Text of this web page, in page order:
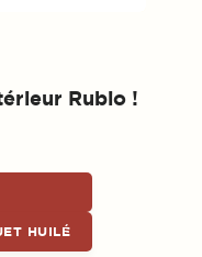
Rubio !
HUILÉ